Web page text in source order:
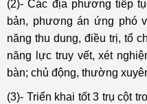
(2)- Các địa phương tiếp
bản, phương án ứng phó
năng thu dung, điều trị, tổ
năng lực truy vết, xét
bàn; chủ động, thường
(3)- Triển khai tốt 3 trụ cột